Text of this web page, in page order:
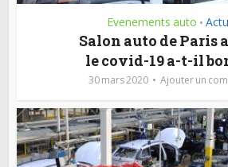
Evenements auto •
Salon auto de Paris
le covid-19 a-t-il
30 mars 2020 Ajouter un